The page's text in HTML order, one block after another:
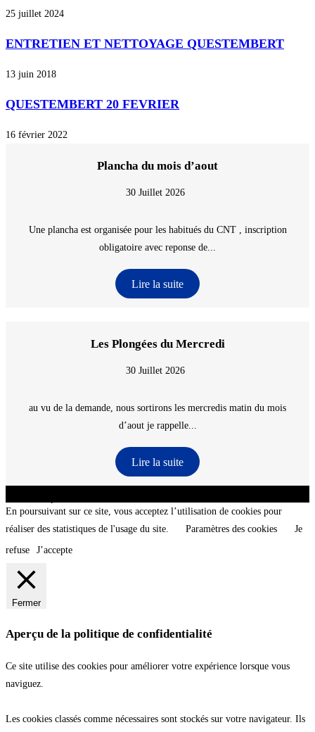
25 juillet 2024
ENTRETIEN ET NETTOYAGE QUESTEMBERT
13 juin 2018
QUESTEMBERT 20 FEVRIER
16 février 2022
Plancha du mois d’aout
30 Juillet 2026
Une plancha est organisée pour les habitués du CNT , inscription
obligatoire avec reponse de...
Lire la suite
Les Plongées du Mercredi
30 Juillet 2026
au vu de la demande, nous sortirons les mercredis matin du mois
d’aout je rappelle...
Lire la suite
En poursuivant sur ce site, vous acceptez l’utilisation de cookies pour
réaliser des statistiques de l'usage du site.
Paramètres des cookies
Je
refuse
J’accepte
Fermer
Aperçu de la politique de confidentialité
Ce site utilise des cookies pour améliorer votre expérience lorsque vous
naviguez.
Les cookies classés comme nécessaires sont stockés sur votre navigateur. Ils